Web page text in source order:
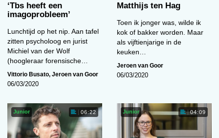
‘Tbs heeft een
imagoprobleem’
Lunchtijd op het nip. Aan tafel
zitten psycholoog en jurist
Michiel van der Wolf
(hoogleraar forensische…
Vittorio Busato, Jeroen van Goor
06/03/2020
Matthijs ten Hag
Toen ik jonger was, wilde ik
kok of bakker worden. Maar
als vijftienjarige in de
keuken…
Jeroen van Goor
06/03/2020
Junior 06:22 Junior 04:09